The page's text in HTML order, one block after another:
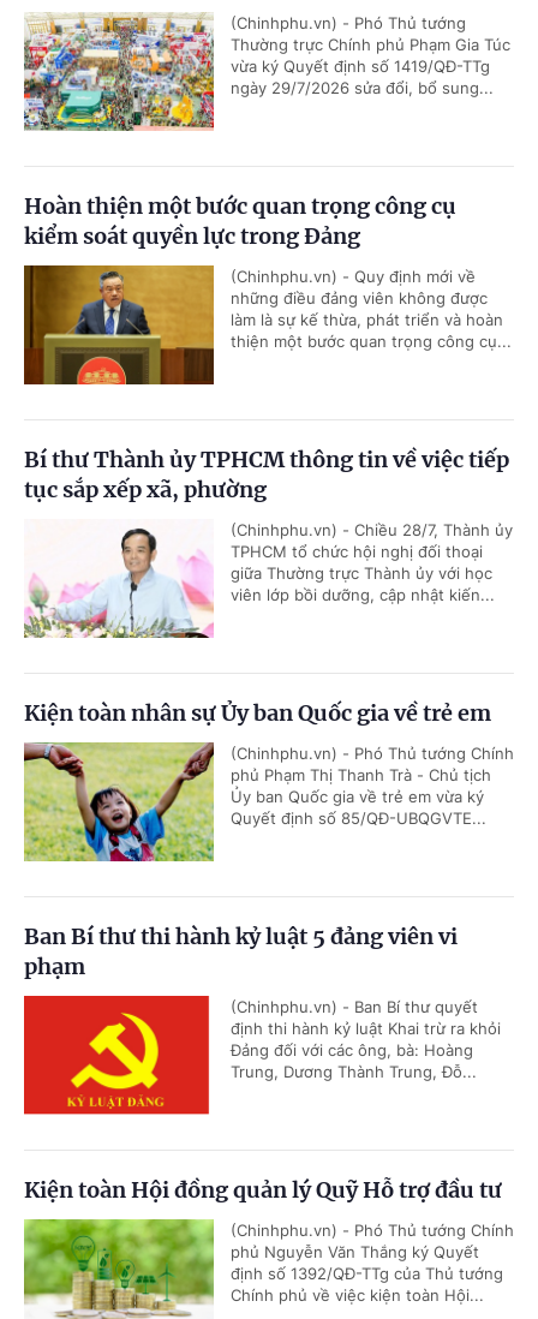
(Chinhphu.vn) - Phó Thủ tướng
Thường trực Chính phủ Phạm Gia Túc
vừa ký Quyết định số 1419/QĐ-TTg
ngày 29/7/2026 sửa đổi, bổ sung...
Hoàn thiện một bước quan trọng công cụ
kiểm soát quyền lực trong Đảng
(Chinhphu.vn) - Quy định mới về
những điều đảng viên không được
làm là sự kế thừa, phát triển và hoàn
thiện một bước quan trọng công cụ...
Bí thư Thành ủy TPHCM thông tin về việc tiếp
tục sắp xếp xã, phường
(Chinhphu.vn) - Chiều 28/7, Thành ủy
TPHCM tổ chức hội nghị đối thoại
giữa Thường trực Thành ủy với học
viên lớp bồi dưỡng, cập nhật kiến...
Kiện toàn nhân sự Ủy ban Quốc gia về trẻ em
(Chinhphu.vn) - Phó Thủ tướng Chính
phủ Phạm Thị Thanh Trà - Chủ tịch
Ủy ban Quốc gia về trẻ em vừa ký
Quyết định số 85/QĐ-UBQGVTE...
Ban Bí thư thi hành kỷ luật 5 đảng viên vi
phạm
(Chinhphu.vn) - Ban Bí thư quyết
định thi hành kỷ luật Khai trừ ra khỏi
Đảng đối với các ông, bà: Hoàng
Trung, Dương Thành Trung, Đỗ...
Kiện toàn Hội đồng quản lý Quỹ Hỗ trợ đầu tư
(Chinhphu.vn) - Phó Thủ tướng Chính
phủ Nguyễn Văn Thắng ký Quyết
định số 1392/QĐ-TTg của Thủ tướng
Chính phủ về việc kiện toàn Hội...